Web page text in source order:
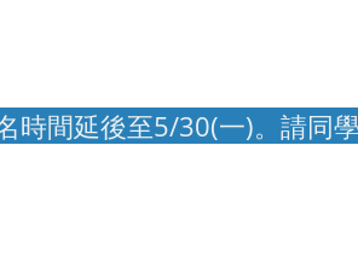
時間延後至5/30(一)。請同